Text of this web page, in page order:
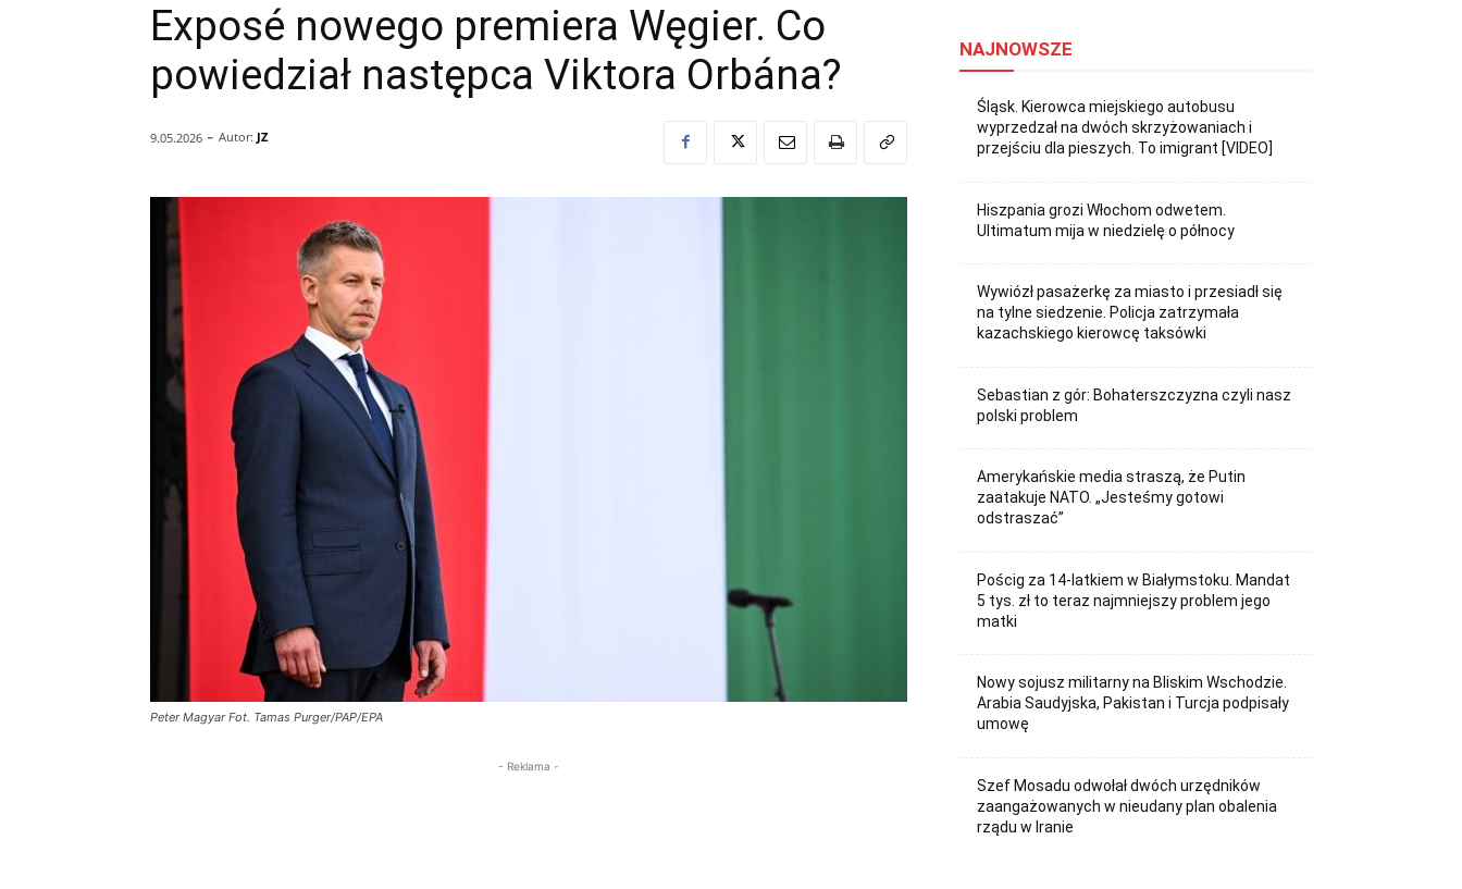
Exposé nowego premiera Węgier. Co
powiedział następca Viktora Orbána?
9.05.2026 - Autor: JZ
Peter Magyar Fot. Tamas Purger/PAP/EPA
- Reklama -
NAJNOWSZE
Śląsk. Kierowca miejskiego autobusu
wyprzedzał na dwóch skrzyżowaniach i
przejściu dla pieszych. To imigrant [VIDEO]
Hiszpania grozi Włochom odwetem.
Ultimatum mija w niedzielę o północy
Wywiózł pasażerkę za miasto i przesiadł się
na tylne siedzenie. Policja zatrzymała
kazachskiego kierowcę taksówki
Sebastian z gór: Bohaterszczyzna czyli nasz
polski problem
Amerykańskie media straszą, że Putin
zaatakuje NATO. „Jesteśmy gotowi
odstraszać”
Pościg za 14-latkiem w Białymstoku. Mandat
5 tys. zł to teraz najmniejszy problem jego
matki
Nowy sojusz militarny na Bliskim Wschodzie.
Arabia Saudyjska, Pakistan i Turcja podpisały
umowę
Szef Mosadu odwołał dwóch urzędników
zaangażowanych w nieudany plan obalenia
rządu w Iranie